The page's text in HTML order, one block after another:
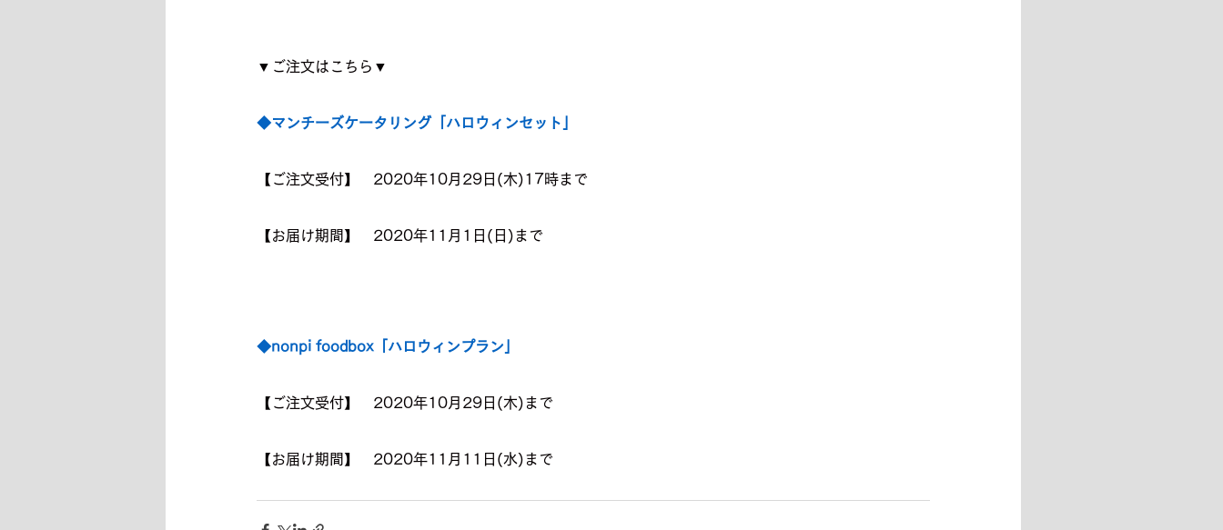
▼ご注文はこちら▼
◆マンチーズケータリング「ハロウィンセット」
【ご注文受付】　2020年10月29日(木)17時まで
【お届け期間】　2020年11月1日(日)まで
◆nonpi foodbox「ハロウィンプラン」
【ご注文受付】　2020年10月29日(木)まで
【お届け期間】　2020年11月11日(水)まで